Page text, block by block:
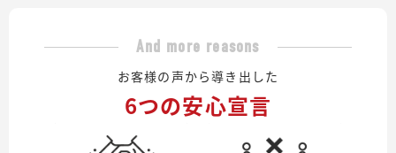
And more reasons
お客様の声から導き出した
6つの安心宣言